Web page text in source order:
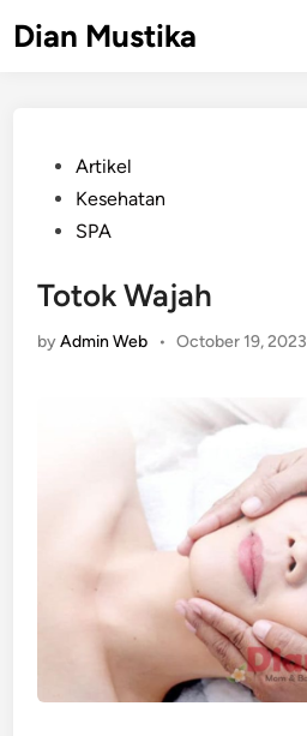
toDian Mustika
PostedArtikel
Kesehatan
SPA
Totok Wajah
byAdmin Web • October 19, 2023